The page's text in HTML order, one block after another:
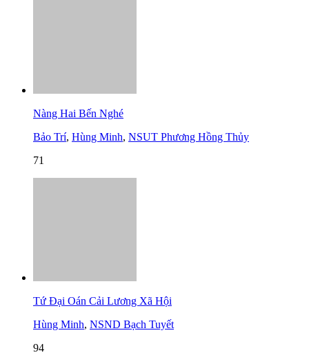
Nàng Hai Bến Nghé
Bảo Trí, Hùng Minh, NSUT Phương Hồng Thủy
71
Tứ Đại Oán Cải Lương Xã Hội
Hùng Minh, NSND Bạch Tuyết
94